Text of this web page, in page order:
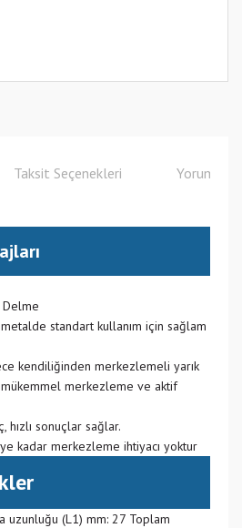
Taksit Seçenekleri Yorumlar
Delme
standart kullanım için sağlam
kendiliğinden merkezlemeli yarık
merkezleme ve aktif
hızlı sonuçlar sağlar.
kadar merkezleme ihtiyacı yoktur
uzunluğu (L1) mm: 27 Toplam